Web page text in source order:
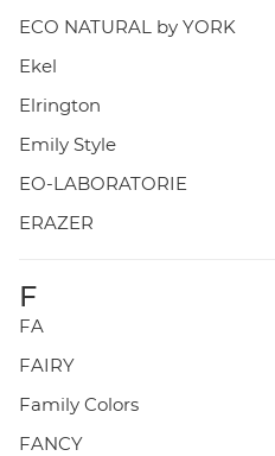
ECO NATURAL by YORK
Ekel
Elrington
Emily Style
EO-LABORATORIE
ERAZER
F
FA
FAIRY
Family Colors
FANCY